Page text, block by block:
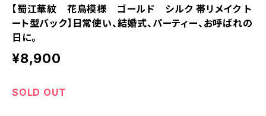
【蜀江華紋 花鳥模様 ゴールド シルク 帯リメイク ト
ート型バック】日常使い、結婚式、パーティー、お呼ばれの
日に。
¥8,900
SOLD OUT